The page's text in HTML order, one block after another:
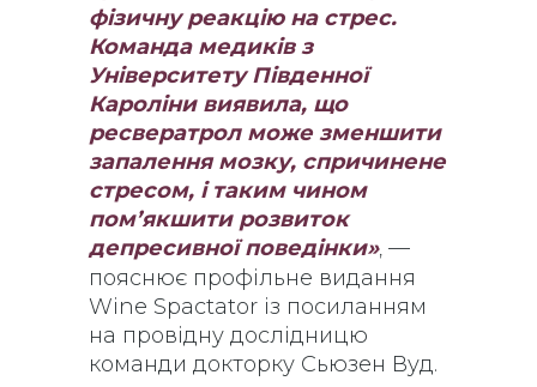
фізичну реакцію на стрес.
Команда медиків з
Університету Південної
Кароліни виявила, що
ресвератрол може зменшити
запалення мозку, спричинене
стресом, і таким чином
пом’якшити розвиток
депресивної поведінки», —
пояснює профільне видання
Wine Spactator із посиланням
на провідну дослідницю
команди докторку Сьюзен Вуд.